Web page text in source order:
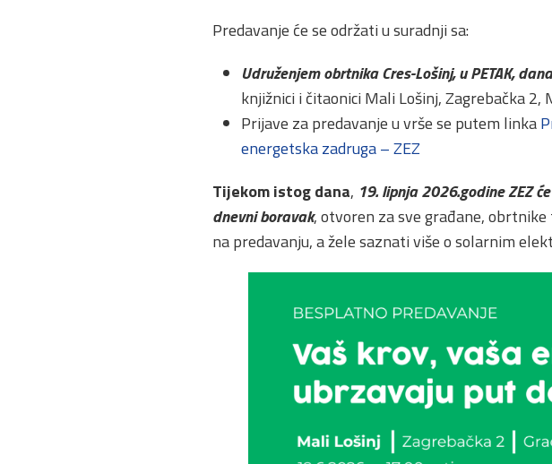
Predavanje će se održati u suradnji sa:
Udruženjem obrtnika Cres-Lošinj, u PETAK,
knjižnici i čitaonici Mali Lošinj, Zagrebačka 2,
Prijave za predavanje u vrše se putem linka
energetska zadruga – ZEZ
Tijekom istog dana, 19.lipnja 2026.godine ZEZ
dnevni boravak, otvoren za sve građane,
na predavanju, a žele saznati više o solarnim